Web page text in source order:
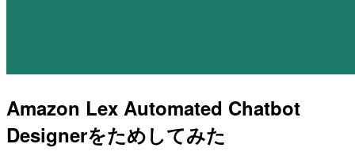
Amazon Lex Automated Chatbot
Designerをためしてみた